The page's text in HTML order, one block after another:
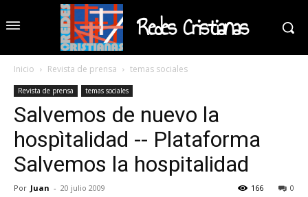
Redes Cristianas
Inicio Revista de prensa temas sociales
Revista de prensa temas sociales
Salvemos de nuevo la
hospìtalidad -- Plataforma
Salvemos la hospitalidad
Por Juan - 20 julio 2009 0
166